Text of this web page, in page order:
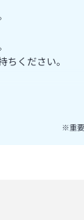
ちください。
※重要